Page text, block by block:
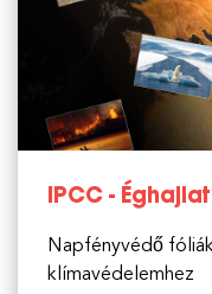
IPCC -
Napfényvédő
klímavédelemhez